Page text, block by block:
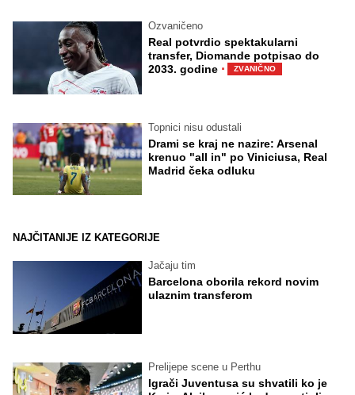
Ozvaničeno
Real potvrdio spektakularni
transfer, Diomande potpisao do
2033. godine · ZVANIČNO
Topnici nisu odustali
Drami se kraj ne nazire: Arsenal
krenuo "all in" po Viniciusa, Real
Madrid čeka odluku
NAJČITANIJE IZ KATEGORIJE
Jačaju tim
Barcelona oborila rekord novim
ulaznim transferom
Prelijepe scene u Perthu
Igrači Juventusa su shvatili ko je